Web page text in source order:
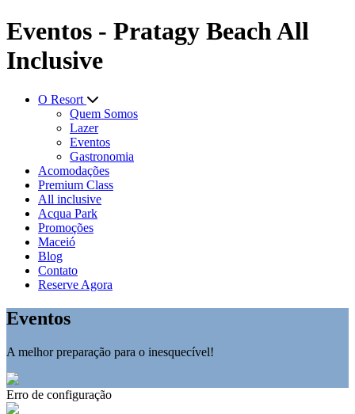
Eventos - Pratagy Beach All
Inclusive
O Resort
Quem Somos
Lazer
Eventos
Gastronomia
Acomodações
Premium Class
All inclusive
Acqua Park
Promoções
Maceió
Blog
Contato
Reserve Agora
Eventos
A melhor preparação para o inesquecível!
Erro de configuração